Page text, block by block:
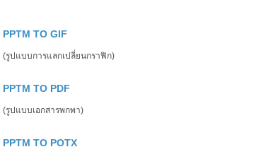
PPTM TO GIF
(รูปแบบการแลกเปลี่ยนกราฟิก)
PPTM TO PDF
(รูปแบบเอกสารพกพา)
PPTM TO POTX